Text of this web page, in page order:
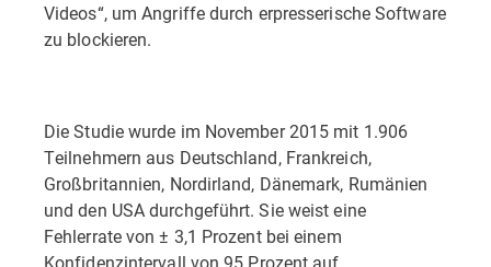
Videos“, um Angriffe durch erpresserische Software
zu blockieren.
Die Studie wurde im November 2015 mit 1.906
Teilnehmern aus Deutschland, Frankreich,
Großbritannien, Nordirland, Dänemark, Rumänien
und den USA durchgeführt. Sie weist eine
Fehlerrate von ± 3,1 Prozent bei einem
Konfidenzintervall von 95 Prozent auf.